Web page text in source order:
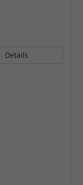
Details